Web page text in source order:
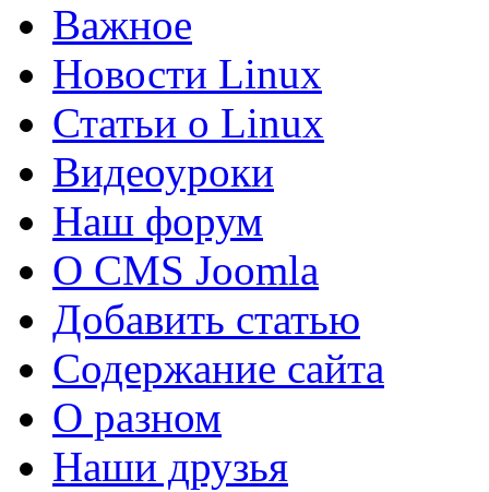
Важное
Новости Linux
Статьи о Linux
Видеоуроки
Наш форум
О CMS Joomla
Добавить статью
Содержание сайта
О разном
Наши друзья